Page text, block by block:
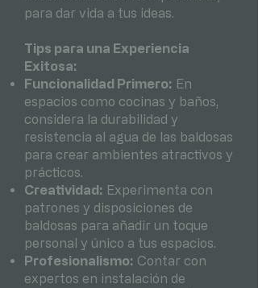
para dar vida a tus ideas.
Tips para una Experiencia
Exitosa:
Funcionalidad Primero: En
espacios como cocinas y baños,
considera la durabilidad y
resistencia al agua de las baldosas
para crear ambientes atractivos y
prácticos.
Creatividad: Experimenta con
patrones y disposiciones de
baldosas para añadir un toque
personal y único a tus espacios.
Profesionalismo: Contar con
expertos en instalación de